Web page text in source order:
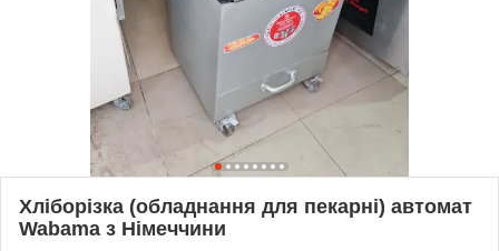
Хліборізка (обладнання для пекарні) автомат
Wabama з Німеччини